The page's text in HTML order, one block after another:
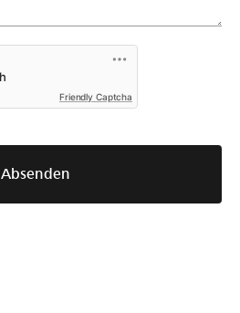
Friendly Captcha
Absenden